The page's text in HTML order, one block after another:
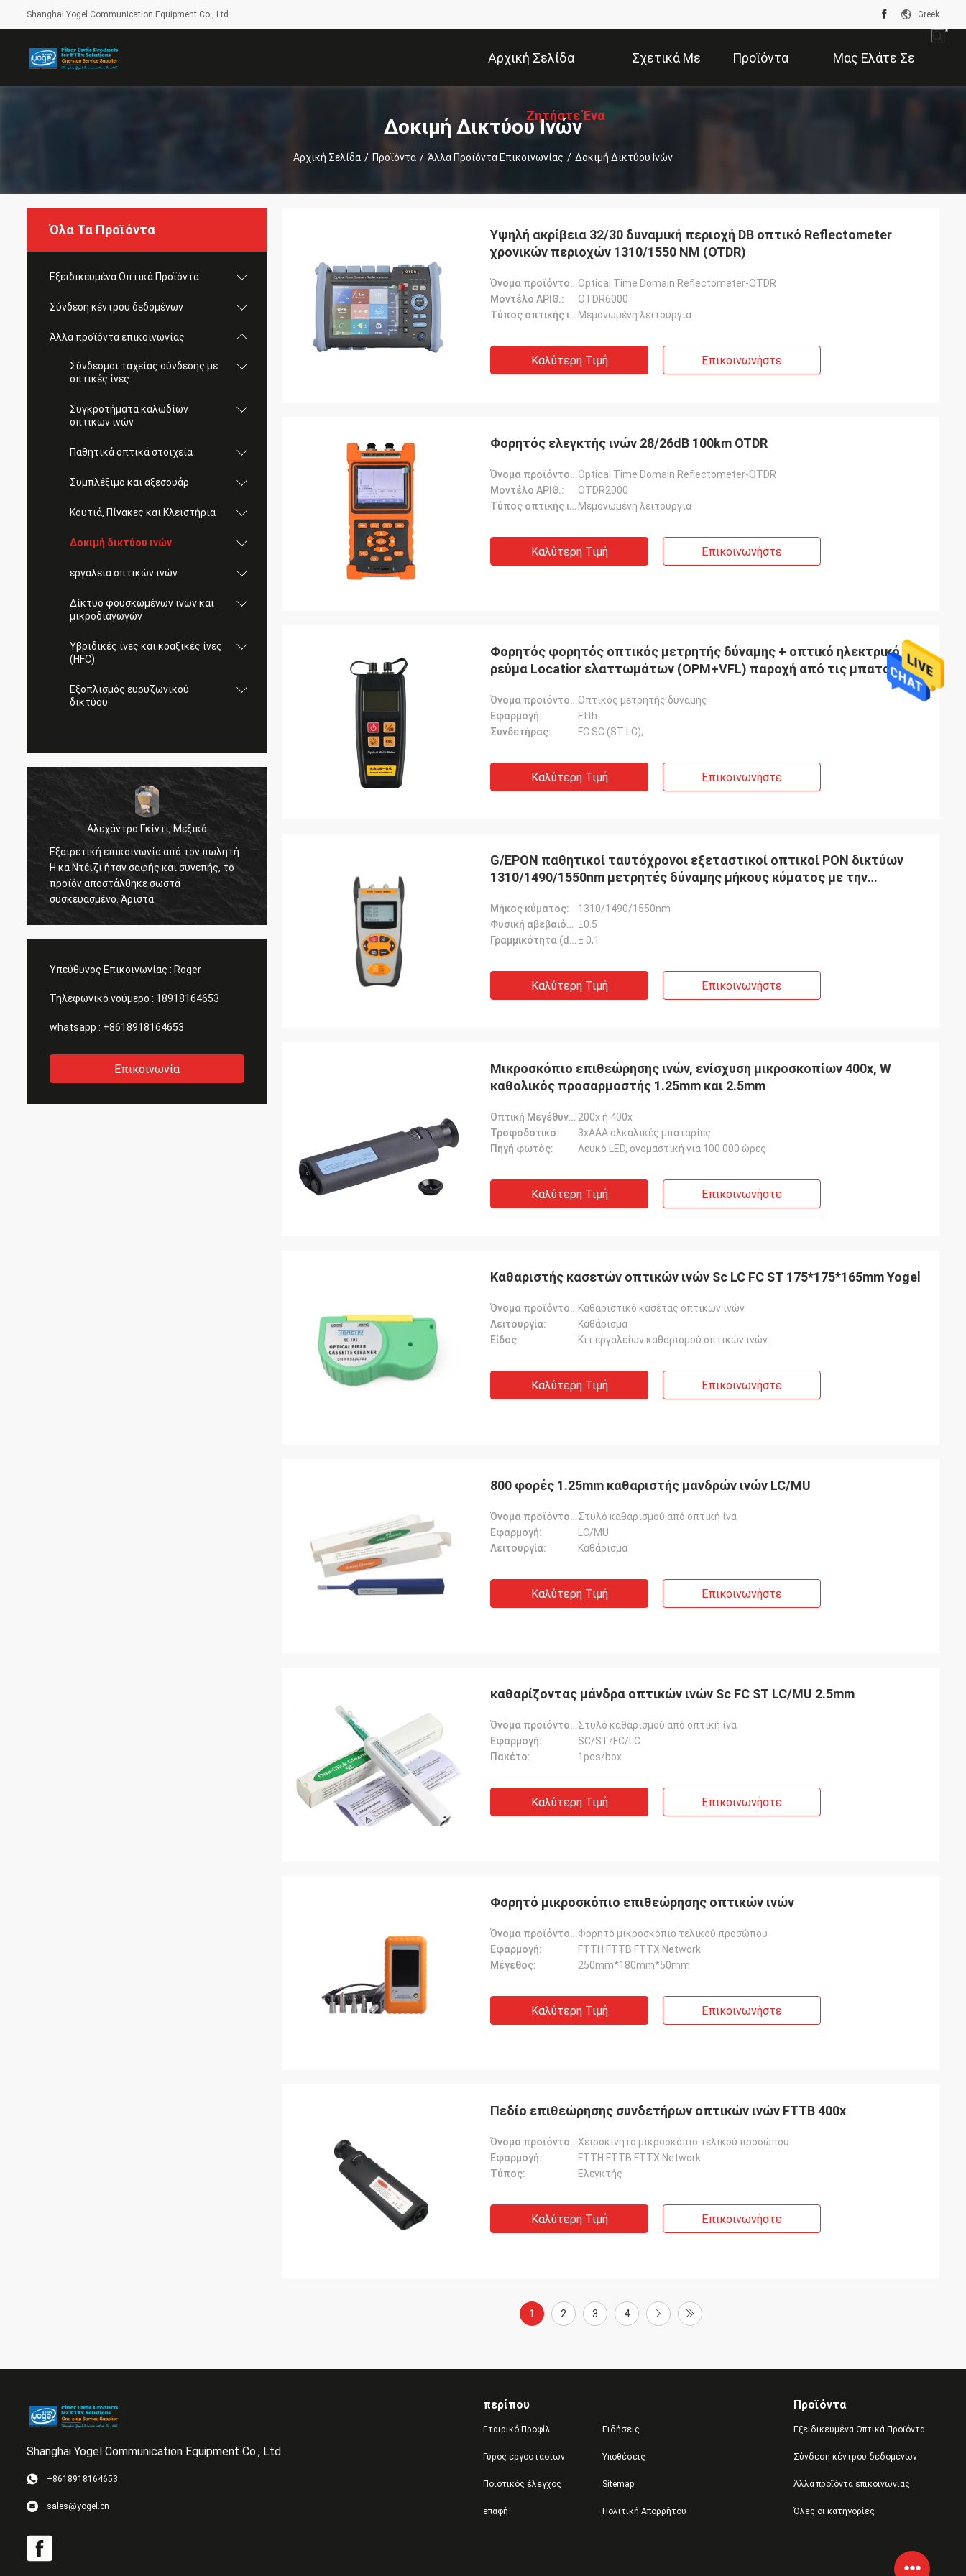
Shanghai Yogel Communication Equipment Co., Ltd. Greek
Αρχική Σελίδα Σχετικά Με Προϊόντα Μας Ελάτε Σε
Επαφή Με
Ζητήστε Ένα
Δοκιμή Δικτύου Ινών
Αρχική Σελίδα / Προϊόντα / Άλλα Προϊόντα Επικοινωνίας / Δοκιμή Δικτύου Ινών
Όλα Τα Προϊόντα
Εξειδικευμένα Οπτικά Προϊόντα
Σύνδεση κέντρου δεδομένων
Άλλα προϊόντα επικοινωνίας
Σύνδεσμοι ταχείας σύνδεσης με
οπτικές ίνες
Συγκροτήματα καλωδίων
οπτικών ινών
Παθητικά οπτικά στοιχεία
Συμπλέξιμο και αξεσουάρ
Κουτιά, Πίνακες και Κλειστήρια
Δοκιμή δικτύου ινών
εργαλεία οπτικών ινών
Δίκτυο φουσκωμένων ινών και
μικροδιαγωγών
Υβριδικές ίνες και κοαξικές ίνες
(HFC)
Εξοπλισμός ευρυζωνικού
δικτύου
Αλεχάντρο Γκίντι, Μεξικό
Εξαιρετική επικοινωνία από τον πωλητή.
Η κα Ντέιζι ήταν σαφής και συνεπής, το
προϊόν αποστάλθηκε σωστά
συσκευασμένο. Άριστα
Είναι πολύ ωραίο να συνεργάζεσαι με
πραγματικούς επαγγελματίες. Είναι
προσεκτικοί και ανταποκρίνονται
Υπεύθυνος Επικοινωνίας : Roger
Τηλεφωνικό νούμερο : 18918164653
whatsapp : +8618918164653
Επικοινωνία
Υψηλή ακρίβεια 32/30 δυναμική περιοχή DB οπτικό Reflectometer
χρονικών περιοχών 1310/1550 NM (OTDR)
Όνομα προϊόντος:Optical Time Domain Reflectometer-OTDR
Μοντέλο ΑΡΙΘ.:
OTDR6000
Τύπος οπτικής ινής: Μεμονωμένη λειτουργία
Καλύτερη Τιμή Επικοινωνήστε
Φορητός ελεγκτής ινών 28/26dB 100km OTDR
Όνομα προϊόντος:Optical Time Domain Reflectometer-OTDR
Μοντέλο ΑΡΙΘ.:
OTDR2000
Τύπος οπτικής ινής: Μεμονωμένη λειτουργία
Καλύτερη Τιμή Επικοινωνήστε
Φορητός φορητός οπτικός μετρητής δύναμης + οπτικό ηλεκτρικό
ρεύμα Locatior ελαττωμάτων (OPM+VFL) παροχή από τις μπαταρίες ή
Όνομα προϊόντος:Οπτικός μετρητής δύναμης
Εφαρμογή:
Ftth
Συνδετήρας:
FC SC (ST LC),
Καλύτερη Τιμή Επικοινωνήστε
G/EPON παθητικοί ταυτόχρονοι εξεταστικοί οπτικοί PON δικτύων
1310/1490/1550nm μετρητές δύναμης μήκους κύματος με την
Μήκος κύματος:
1310/1490/1550nm
Φυσική αβεβαιότητα (dB): ±0.5
Γραμμικότητα (dB): ± 0,1
Καλύτερη Τιμή Επικοινωνήστε
Μικροσκόπιο επιθεώρησης ινών, ενίσχυση μικροσκοπίων 400x, W
καθολικός προσαρμοστής 1.25mm και 2.5mm
Οπτική Μεγέθυνση: 200x ή 400x
Τροφοδοτικό:
3xAAA αλκαλικές μπαταρίες
Πηγή φωτός:
Λευκό LED, ονομαστική για 100 000 ώρες
Καλύτερη Τιμή Επικοινωνήστε
Καθαριστής κασετών οπτικών ινών Sc LC FC ST 175*175*165mm Yogel
Όνομα προϊόντος: Καθαριστικό κασέτας οπτικών ινών
Λειτουργία:
Καθάρισμα
Είδος:
Κιτ εργαλείων καθαρισμού οπτικών ινών
Καλύτερη Τιμή Επικοινωνήστε
800 φορές 1.25mm καθαριστής μανδρών ινών LC/MU
Όνομα προϊόντος:Στυλό καθαρισμού από οπτική ίνα
Εφαρμογή:
LC/MU
Λειτουργία:
Καθάρισμα
Καλύτερη Τιμή Επικοινωνήστε
καθαρίζοντας μάνδρα οπτικών ινών Sc FC ST LC/MU 2.5mm
Όνομα προϊόντος:Στυλό καθαρισμού από οπτική ίνα
Εφαρμογή:
SC/ST/FC/LC
Πακέτο:
1pcs/box
Καλύτερη Τιμή Επικοινωνήστε
Φορητό μικροσκόπιο επιθεώρησης οπτικών ινών
Όνομα προϊόντος:Φορητό μικροσκόπιο τελικού προσώπου
Εφαρμογή:
FTTH FTTB FTTX Network
Μέγεθος:
250mm*180mm*50mm
Καλύτερη Τιμή Επικοινωνήστε
Πεδίο επιθεώρησης συνδετήρων οπτικών ινών FTTB 400x
Όνομα προϊόντος:Χειροκίνητο μικροσκόπιο τελικού προσώπου
Εφαρμογή:
FTTH FTTB FTTX Network
Τύπος:
Ελεγκτής
Καλύτερη Τιμή Επικοινωνήστε
1 2 3 4
Shanghai Yogel Communication Equipment Co., Ltd.
+8618918164653
sales@yogel.cn
περίπου
Εταιρικό Προφίλ
Γύρος εργοστασίων
Ποιοτικός έλεγχος
επαφή
Ειδήσεις
Υποθέσεις
Sitemap
Πολιτική Απορρήτου
Προϊόντα
Εξειδικευμένα Οπτικά Προϊόντα
Σύνδεση κέντρου δεδομένων
Άλλα προϊόντα επικοινωνίας
Όλες οι κατηγορίες